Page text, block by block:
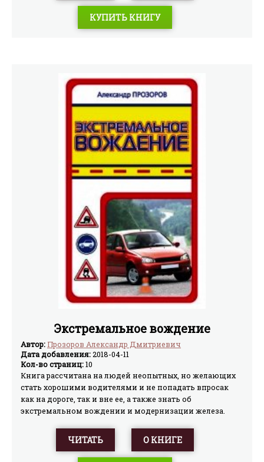
богатом практическом опыте автора.
КУПИТЬ КНИГУ
Экстремальное вождение
Автор:Прозоров Александр Дмитриевич
Дата добавления:2018-04-11
Кол-во страниц:10
Книга рассчитана на людей неопытных, но желающих
стать хорошими водителями и не попадать впросак
как на дороге, так и вне ее, а также знать об
экстремальном вождении и модернизации железа.
понятны и легко исполняемы. Ибо за советами
неисполняемыми проще обратиться к профессионалам.
ЧИТАТЬ О КНИГЕ